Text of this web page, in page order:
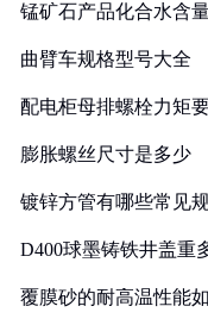
锰矿石产品化合水含
曲臂车规格型号大全
配电柜母排螺栓力矩
膨胀螺丝尺寸是多少
镀锌方管有哪些常见
D400球墨铸铁井盖重
覆膜砂的耐高温性能